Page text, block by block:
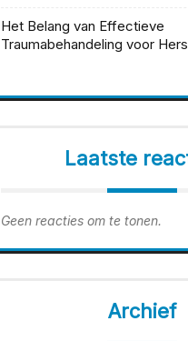
Het Belang van Effectieve
Traumabehandeling voor
Laatste
Geen reacties om te tonen.
Archief